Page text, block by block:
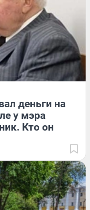
деньги на
у мэра
Кто он